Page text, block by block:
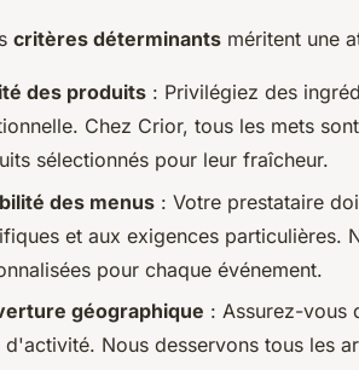
critères déterminants méritent une
des produits : Privilégiez des
Chez Crior, tous les mets
sélectionnés pour leur fraîcheur.
des menus : Votre prestataire
et aux exigences particulières.
pour chaque événement.
géographique : Assurez-vous
d'activité. Nous desservons tous les